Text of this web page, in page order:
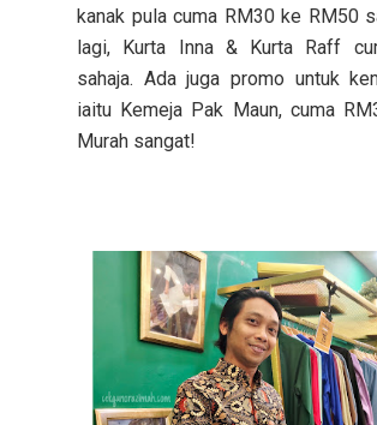
kanak pula cuma RM30 ke RM50
lagi, Kurta Inna & Kurta Raff
sahaja. Ada juga promo untuk
iaitu Kemeja Pak Maun, cuma
Murah sangat!